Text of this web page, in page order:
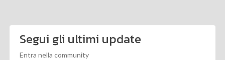
Segui gli ultimi update
Entra nella community